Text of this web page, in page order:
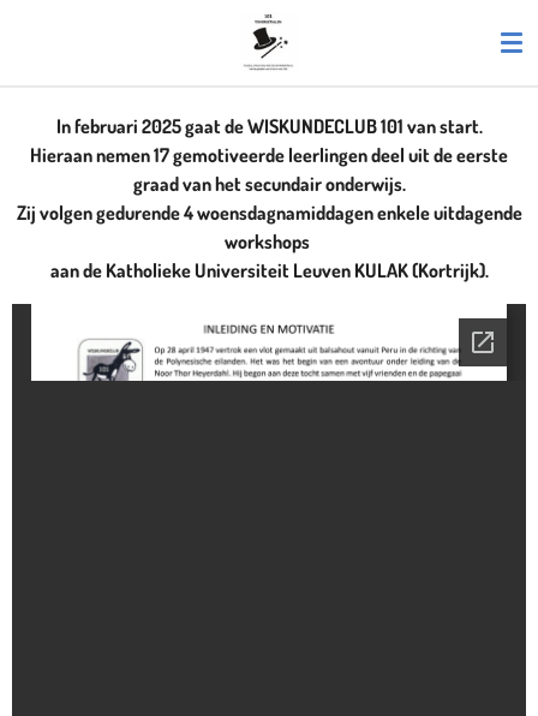
hoofdinhoud
In februari 2025 gaat de WISKUNDECLUB 101 van start.
Hieraan nemen 17 gemotiveerde leerlingen deel uit de eerste
graad van het secundair onderwijs.
Zij volgen gedurende 4 woensdagnamiddagen enkele uitdagende
workshops
aan de Katholieke Universiteit Leuven KULAK (Kortrijk).